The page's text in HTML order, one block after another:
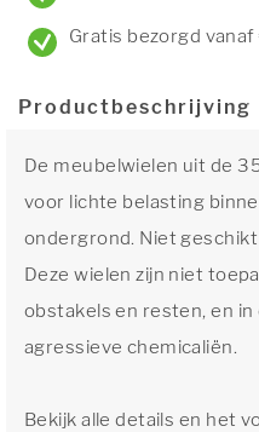
Gratis bezorgd
Productbeschrijving
De meubelwielen uit de
voor lichte belasting
ondergrond. Niet
Deze wielen zijn niet
obstakels en resten, en
agressieve chemicaliën.
Bekijk alle details en het